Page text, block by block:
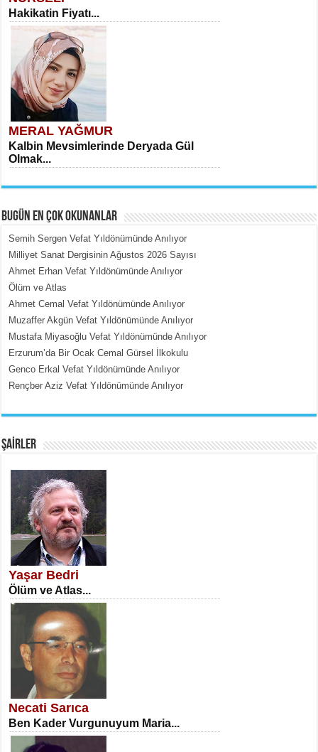
Hakikatin Fiyatı...
MERAL YAĞMUR
Kalbin Mevsimlerinde Deryada Gül
Olmak...
MEHMET ÇOBAN
İçerdeki Put Dışardaki Maskeler...
SATILMIŞ ÜMİT ÇETİNKAYA
Erkenlik...
NECLA DİLEK ARSLAN
Öğretmenler Günü Mahkemesi...
BUGÜN EN ÇOK OKUNANLAR
Semih Sergen Vefat Yıldönümünde Anılıyor
Milliyet Sanat Dergisinin Ağustos 2026 Sayısı
Ahmet Erhan Vefat Yıldönümünde Anılıyor
Ölüm ve Atlas
Ahmet Cemal Vefat Yıldönümünde Anılıyor
Muzaffer Akgün Vefat Yıldönümünde Anılıyor
Mustafa Miyasoğlu Vefat Yıldönümünde Anılıyor
Erzurum’da Bir Ocak Cemal Gürsel İlkokulu
Genco Erkal Vefat Yıldönümünde Anılıyor
Rençber Aziz Vefat Yıldönümünde Anılıyor
ŞAİRLER
Yaşar Bedri
Ölüm ve Atlas...
Necati Sarıca
Ben Kader Vurgunuyum Maria...